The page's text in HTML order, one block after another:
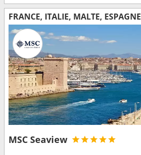
FRANCE, ITALIE, MALTE, ESPAGNE
MSC Seaview